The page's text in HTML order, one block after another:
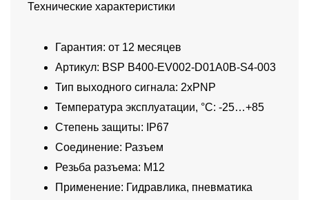
Технические характеристики
Гарантия: от 12 месяцев
Артикул: BSP B400-EV002-D01A0B-S4-003
Тип выходного сигнала: 2xPNP
Температура эксплуатации, °C: -25…+85
Степень защиты: IP67
Соединение: Разъем
Резьба разъема: M12
Применение: Гидравлика, пневматика